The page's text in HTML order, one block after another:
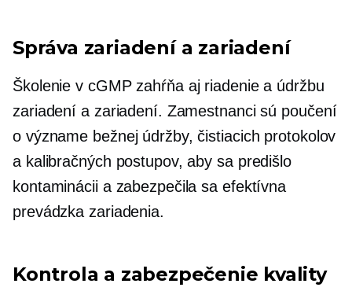
Správa zariadení a zariadení
Školenie v cGMP zahŕňa aj riadenie a údržbu
zariadení a zariadení. Zamestnanci sú poučení
o význame bežnej údržby, čistiacich protokolov
a kalibračných postupov, aby sa predišlo
kontaminácii a zabezpečila sa efektívna
prevádzka zariadenia.
Kontrola a zabezpečenie kvality